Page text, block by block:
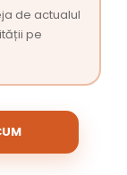
de actualul
pe